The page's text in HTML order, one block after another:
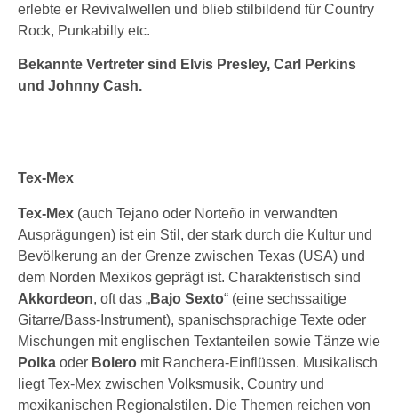
erlebte er Revivalwellen und blieb stilbildend für Country
Rock, Punkabilly etc.
Bekannte Vertreter sind Elvis Presley, Carl Perkins
und Johnny Cash.
Tex-Mex
Tex-Mex (auch Tejano oder Norteño in verwandten
Ausprägungen) ist ein Stil, der stark durch die Kultur und
Bevölkerung an der Grenze zwischen Texas (USA) und
dem Norden Mexikos geprägt ist. Charakteristisch sind
Akkordeon, oft das „Bajo Sexto“ (eine sechssaitige
Gitarre/Bass-Instrument), spanischsprachige Texte oder
Mischungen mit englischen Textanteilen sowie Tänze wie
Polka oder Bolero mit Ranchera-Einflüssen. Musikalisch
liegt Tex-Mex zwischen Volksmusik, Country und
mexikanischen Regionalstilen. Die Themen reichen von